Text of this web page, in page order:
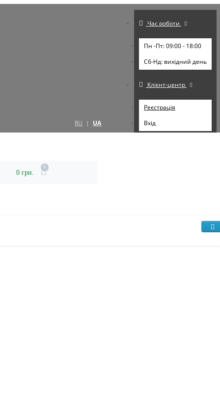
RU | UA
Час роботи
Пн -Пт: 09:00 - 18:00
Cб-Нд: вихідний день
Клієнт-центр
Реєстрація
Вхід
0 грн.
0